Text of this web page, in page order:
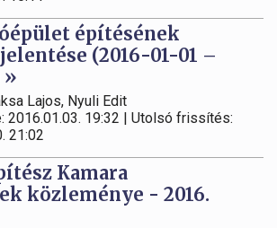
építésének
(2016-01-01 –
»
Lajos, Nyuli Edit
2016.01.03. 19:32 | Utolsó frissítés:
21:02
Kamara
közleménye - 2016.